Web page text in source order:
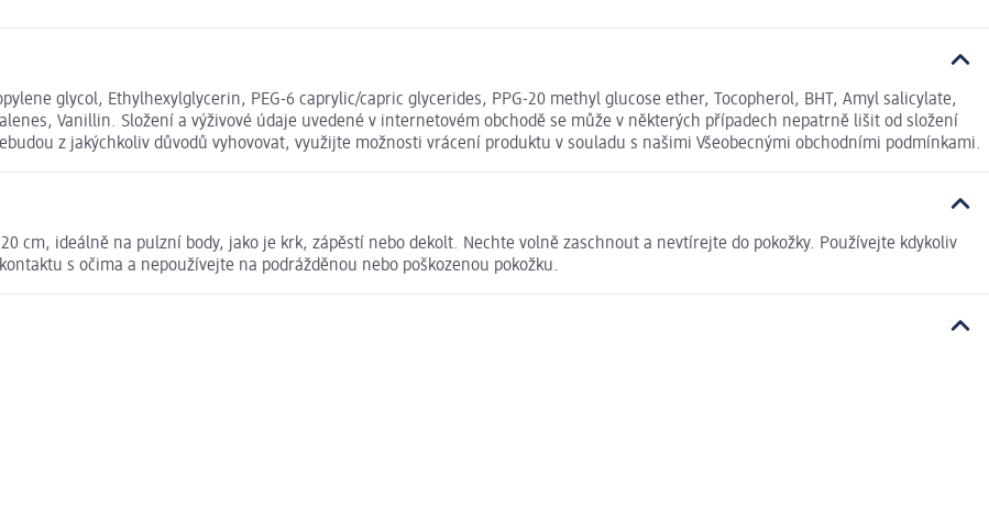
glycol, Ethylhexylglycerin, PEG-6 caprylic/capric glycerides, PPG-20 methyl glucose ether, Tocopherol, BHT, Amyl salicylate,
Vanillin. Složení a výživové údaje uvedené v internetovém obchodě se může v některých případech nepatrně lišit od složení
z jakýchkoliv důvodů vyhovovat, využijte možnosti vrácení produktu v souladu s našimi Všeobecnými obchodními podmínkami.
cm, ideálně na pulzní body, jako je krk, zápěstí nebo dekolt. Nechte volně zaschnout a nevtírejte do pokožky. Používejte kdykoliv
s očima a nepoužívejte na podrážděnou nebo poškozenou pokožku.